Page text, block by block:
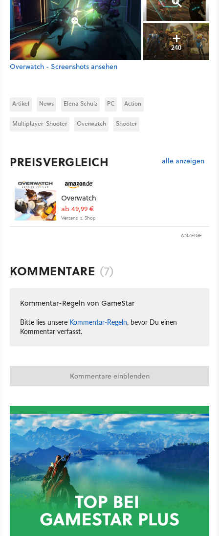
240
Overwatch - Screenshots ansehen
Artikel News Elena Schulz PC Action
Multiplayer-Shooter Overwatch Shooter
PREISVERGLEICH alle anzeigen
Overwatch
ab 49,99 €
Versand s. Shop
ANZEIGE
KOMMENTARE (7)
Kommentar-Regeln von GameStar
Bitte lies unsere Kommentar-Regeln, bevor Du einen
Kommentar verfasst.
Kommentare einblenden